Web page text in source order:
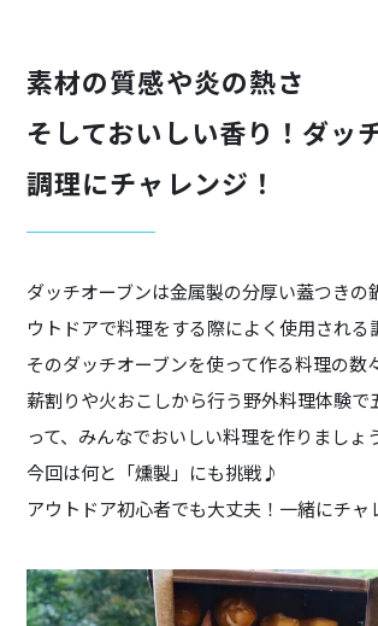
素材の質感や炎の熱さ
そしておいしい香り！ダッ
調理にチャレンジ！
ダッチオーブンは金属製の分厚い蓋つきの
ウトドアで料理をする際によく使用される
そのダッチオーブンを使って作る料理の数
薪割りや火おこしから行う野外料理体験で
って、みんなでおいしい料理を作りましょ
今回は何と「燻製」にも挑戦♪
アウトドア初心者でも大丈夫！一緒にチャ